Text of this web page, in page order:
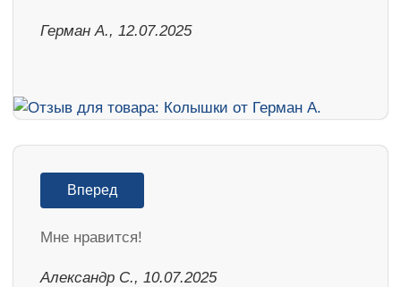
Герман А., 12.07.2025
Вперед
Мне нравится!
Александр С., 10.07.2025